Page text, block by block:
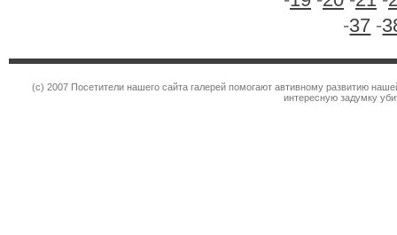
-37 -
(c) 2007 Посетители нашего сайта галерей помогают автивному развитию
интересную задумку